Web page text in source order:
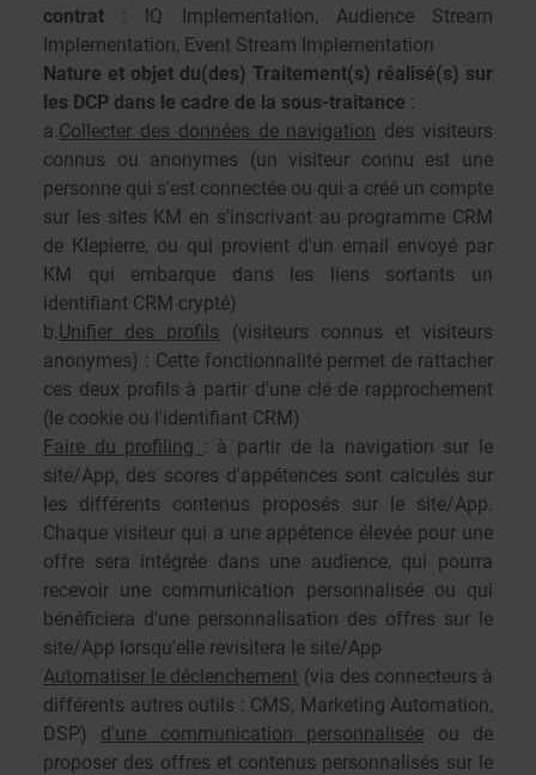
contrat : IQ Implementation, Audience Stream
Implementation, Event Stream Implementation
Nature et objet du(des) Traitement(s) réalisé(s) sur
les DCP dans le cadre de la sous-traitance :
a.Collecter des données de navigation des visiteurs
connus ou anonymes (un visiteur connu est une
personne qui s'est connectée ou qui a créé un compte
sur les sites KM en s'inscrivant au programme CRM
de Klepierre, ou qui provient d'un email envoyé par
KM qui embarque dans les liens sortants un
identifiant CRM crypté)
b.Unifier des profils (visiteurs connus et visiteurs
anonymes) : Cette fonctionnalité permet de rattacher
ces deux profils à partir d'une clé de rapprochement
(le cookie ou l'identifiant CRM)
Faire du profiling : à partir de la navigation sur le
site/App, des scores d'appétences sont calculés sur
les différents contenus proposés sur le site/App.
Chaque visiteur qui a une appétence élevée pour une
offre sera intégrée dans une audience, qui pourra
recevoir une communication personnalisée ou qui
bénéficiera d'une personnalisation des offres sur le
site/App lorsqu'elle revisitera le site/App
Automatiser le déclenchement (via des connecteurs à
différents autres outils : CMS, Marketing Automation,
DSP) d'une communication personnalisée ou de
proposer des offres et contenus personnalisés sur le